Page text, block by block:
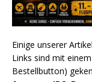
Einige unserer
Links sind mit
Bestellbutton)